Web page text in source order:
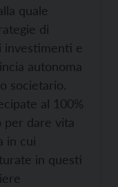
quale
di
investimenti e
autonoma
societario.
al 100%
per dare vita
in cui
in questi